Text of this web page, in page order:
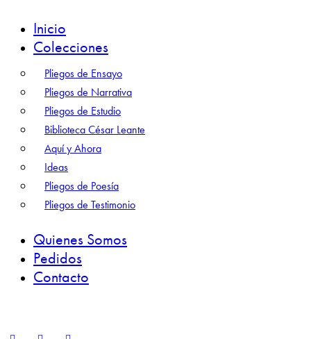
Inicio
Colecciones
Pliegos de Ensayo
Pliegos de Narrativa
Pliegos de Estudio
Biblioteca César Leante
Aquí y Ahora
Ideas
Pliegos de Poesía
Pliegos de Testimonio
Quienes Somos
Pedidos
Contacto